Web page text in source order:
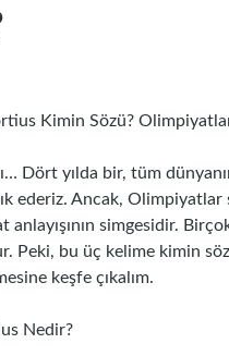
Kimin Sözü?
Dört yılda bir, tüm
ederiz. Ancak,
anlayışının simgesidir.
Peki, bu üç kelime kimin
keşfe çıkalım.
Nedir?